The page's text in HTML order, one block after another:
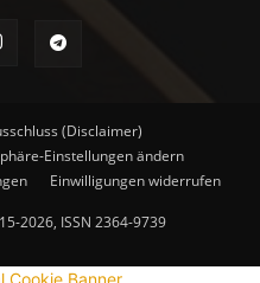
(Disclaimer)
Einstellungen ändern
Einwilligungen widerrufen
2026, ISSN 2364-9739